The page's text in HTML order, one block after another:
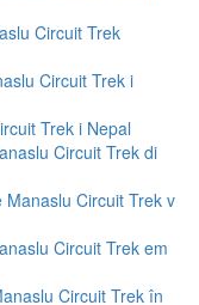
Circuit Trek
Circuit Trek i
Trek i Nepal
Circuit Trek di
Circuit Trek v
Circuit Trek em
Circuit Trek în